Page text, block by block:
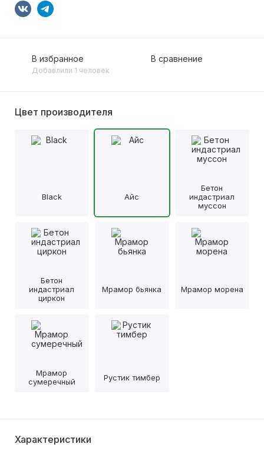
В избранное
Добавлили 1 человек
В сравнение
Цвет производителя
Black Айс
Бетон
индастриал
муссон
Бетон
индастриал
циркон
Мрамор бьянка Мрамор морена
Мрамор
сумеречный
Рустик тимбер
Характеристики